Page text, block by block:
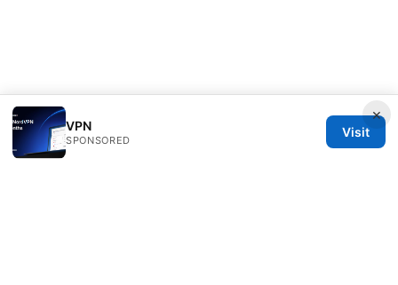
×
VPN
SPONSORED
Visit